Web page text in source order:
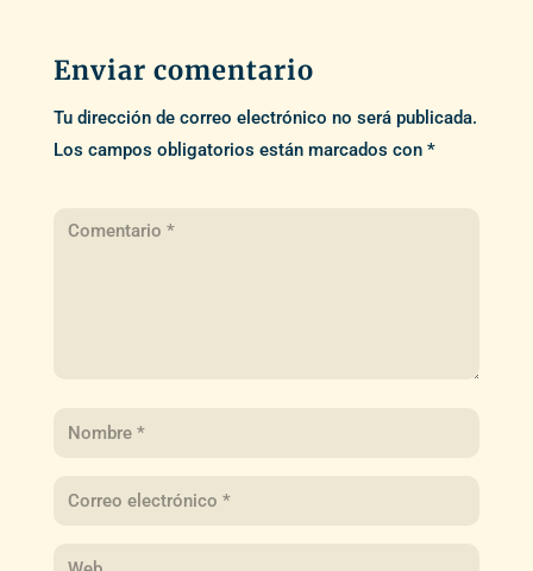
Enviar comentario
Tu dirección de correo electrónico no será publicada.
Los campos obligatorios están marcados con *